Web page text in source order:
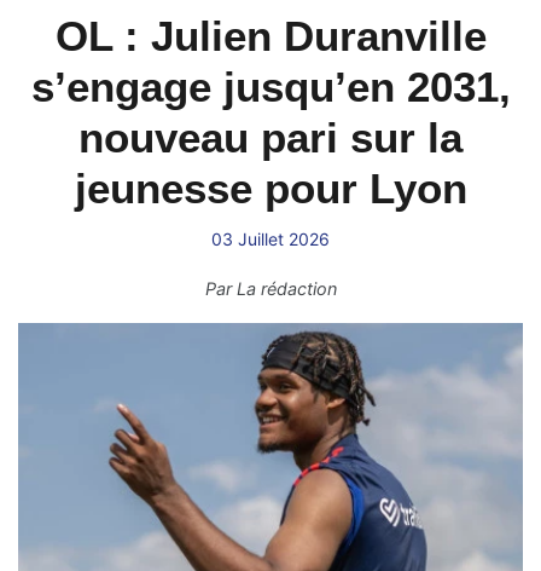
OL : Julien Duranville
s’engage jusqu’en 2031,
nouveau pari sur la
jeunesse pour Lyon
03 Juillet 2026
ParLa rédaction